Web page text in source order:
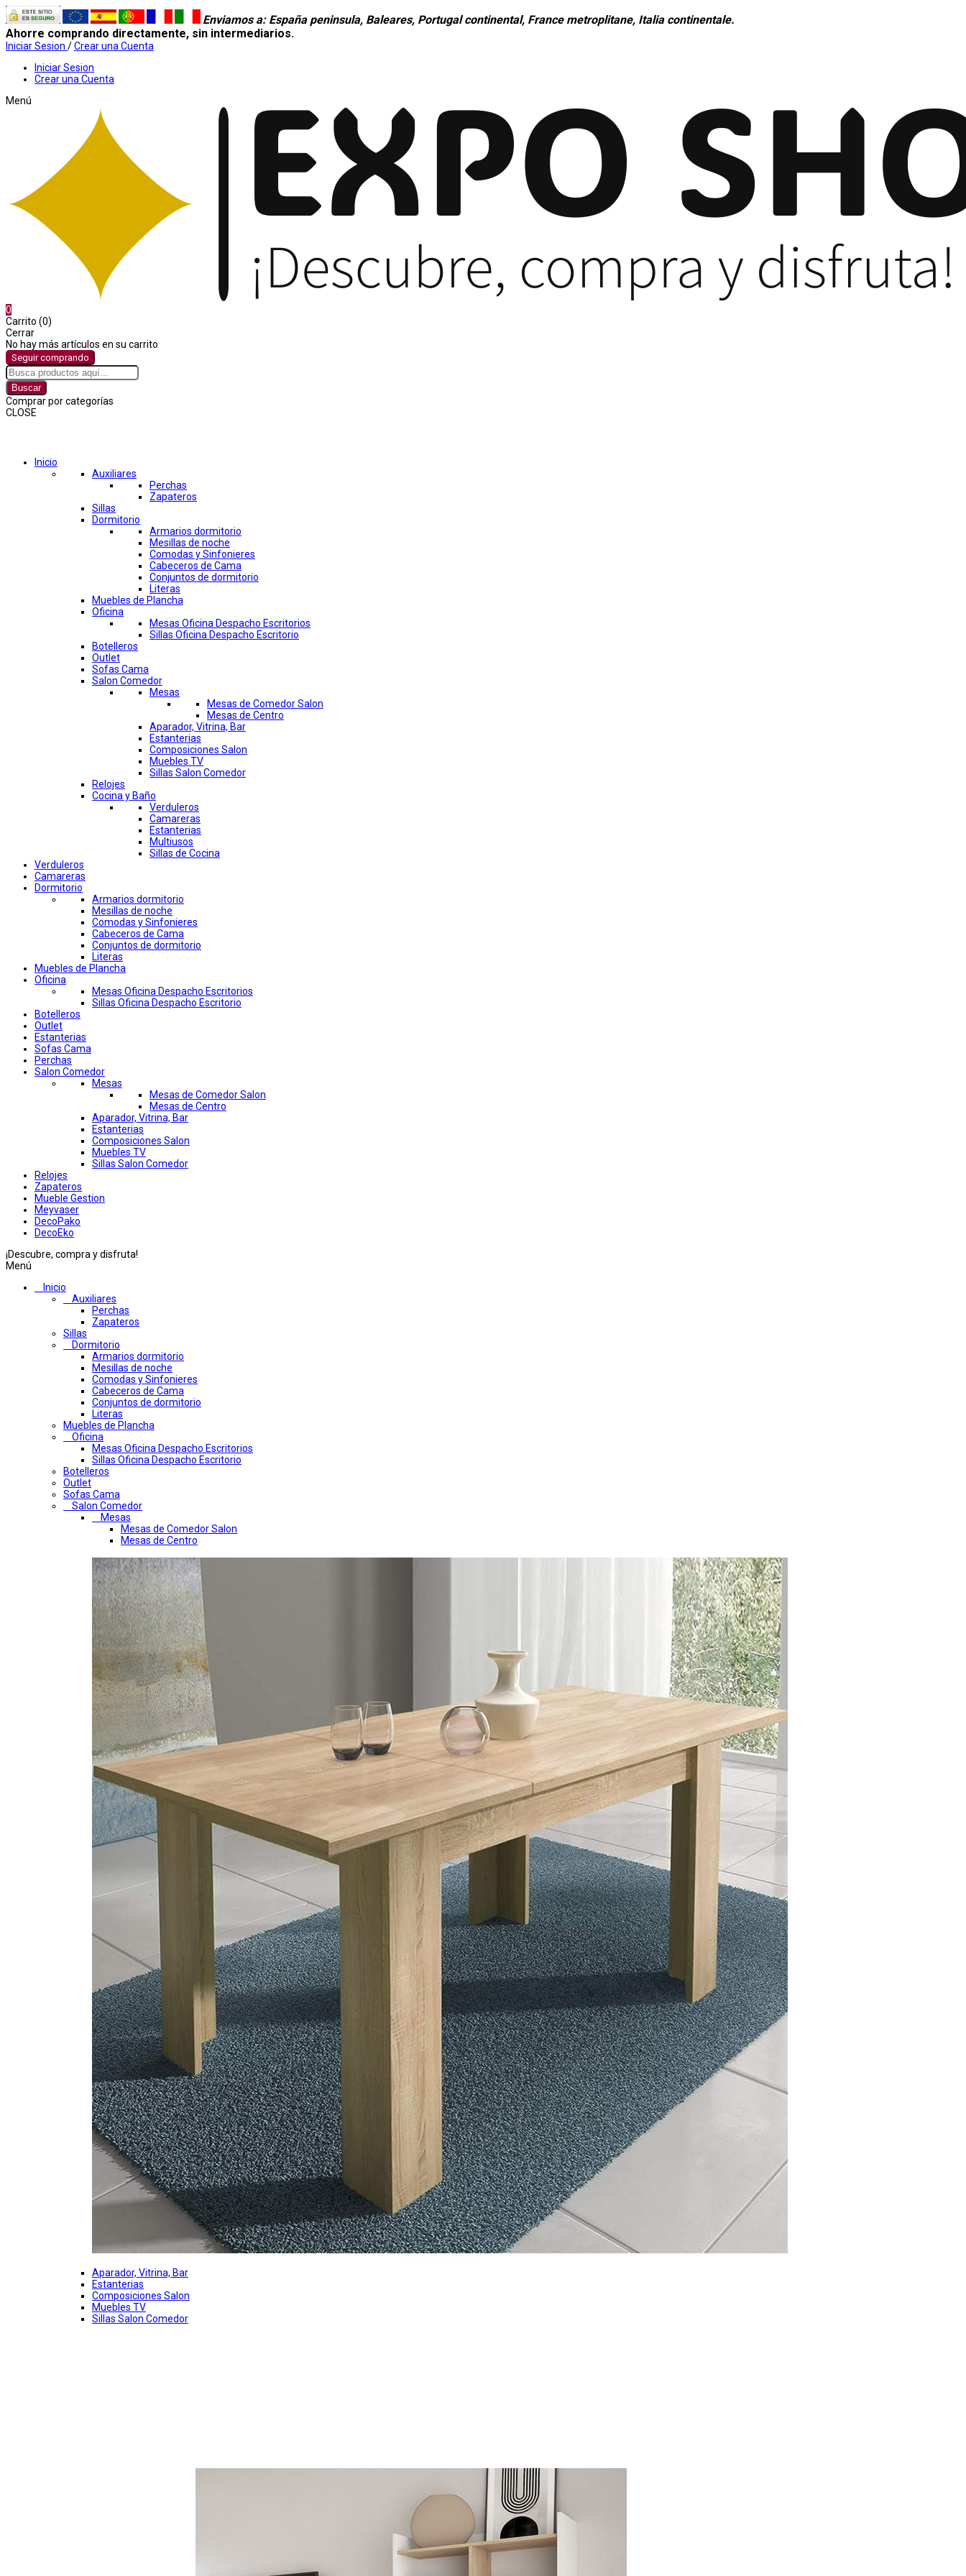
Enviamos a: España peninsula, Baleares, Portugal continental, France metroplitane, Italia continentale.
Ahorre comprando directamente, sin intermediarios.
Iniciar Sesion /Crear una Cuenta
Iniciar Sesion
Crear una Cuenta
Menú
0
Carrito (0)
Cerrar
No hay más artículos en su carrito
Seguir comprando
Buscar
Comprar por categorías
CLOSE
Inicio
Auxiliares
Perchas
Zapateros
Sillas
Dormitorio
Armarios dormitorio
Mesillas de noche
Comodas y Sinfonieres
Cabeceros de Cama
Conjuntos de dormitorio
Literas
Muebles de Plancha
Oficina
Mesas Oficina Despacho Escritorios
Sillas Oficina Despacho Escritorio
Botelleros
Outlet
Sofas Cama
Salon Comedor
Mesas
Mesas de Comedor Salon
Mesas de Centro
Aparador, Vitrina, Bar
Estanterias
Composiciones Salon
Muebles TV
Sillas Salon Comedor
Relojes
Cocina y Baño
Verduleros
Camareras
Estanterias
Multiusos
Sillas de Cocina
Verduleros
Camareras
Dormitorio
Armarios dormitorio
Mesillas de noche
Comodas y Sinfonieres
Cabeceros de Cama
Conjuntos de dormitorio
Literas
Muebles de Plancha
Oficina
Mesas Oficina Despacho Escritorios
Sillas Oficina Despacho Escritorio
Botelleros
Outlet
Estanterias
Sofas Cama
Perchas
Salon Comedor
Mesas
Mesas de Comedor Salon
Mesas de Centro
Aparador, Vitrina, Bar
Estanterias
Composiciones Salon
Muebles TV
Sillas Salon Comedor
Relojes
Zapateros
Mueble Gestion
Meyvaser
DecoPako
DecoEko
¡Descubre, compra y disfruta!
Menú
Inicio
Auxiliares
Perchas
Zapateros
Sillas
Dormitorio
Armarios dormitorio
Mesillas de noche
Comodas y Sinfonieres
Cabeceros de Cama
Conjuntos de dormitorio
Literas
Muebles de Plancha
Oficina
Mesas Oficina Despacho Escritorios
Sillas Oficina Despacho Escritorio
Botelleros
Outlet
Sofas Cama
Salon Comedor
Mesas
Mesas de Comedor Salon
Mesas de Centro
Aparador, Vitrina, Bar
Estanterias
Composiciones Salon
Muebles TV
Sillas Salon Comedor